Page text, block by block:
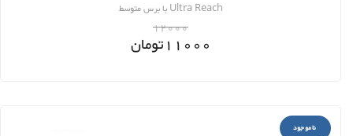
Ultra Reach با برس متوسط
12000
11000تومان
ناموجود